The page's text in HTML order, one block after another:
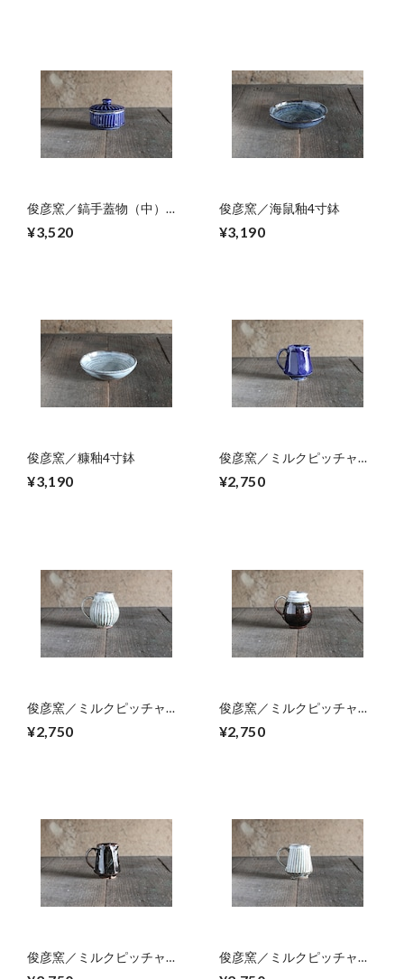
俊彦窯／鎬手蓋物（中）
¥3,520
俊彦窯／海鼠釉4寸鉢
¥3,190
俊彦窯／糠釉4寸鉢
¥3,190
俊彦窯／ミルクピッチャ
ー 03
¥2,750
俊彦窯／ミルクピッチャ
¥2,750
俊彦窯／ミルクピッチャ
¥2,750
俊彦窯／ミルクピッチャ
俊彦窯／ミルクピッチャ